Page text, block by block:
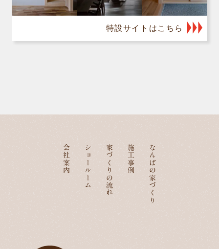
特設サイトはこちら
なんばの家づくり
施工事例
家づくりの流れ
ショールーム
会社案内